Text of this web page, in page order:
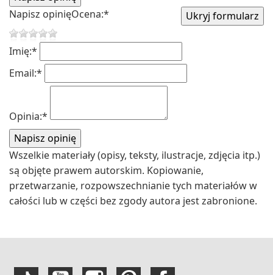
Napisz opinięOcena:*
Imię:*
Email:*
Opinia:*
Wszelkie materiały (opisy, teksty, ilustracje, zdjęcia itp.)
są objęte prawem autorskim. Kopiowanie,
przetwarzanie, rozpowszechnianie tych materiałów w
całości lub w części bez zgody autora jest zabronione.